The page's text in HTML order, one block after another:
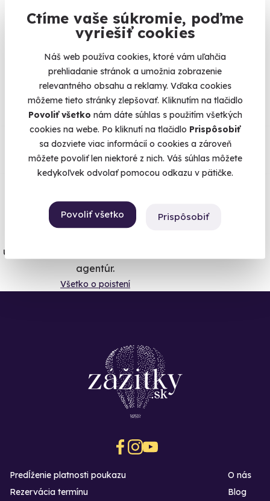
Ctíme vaše súkromie, poďme
vyriešiť cookies
Náš web používa cookies, ktoré vám uľahčia
prehliadanie stránok a umožnia zobrazenie
relevantného obsahu a reklamy. Vďaka cookies
môžeme tieto stránky zlepšovať. Kliknutím na tlačidlo
Povoliť všetko nám dáte súhlas s použitím všetkých
cookies na webe. Po kliknutí na tlačidlo Prispôsobiť
sa dozviete viac informácií o cookies a zároveň
môžete povoliť len niektoré z nich. Váš súhlas môžete
kedykoľvek odvolať pomocou odkazu v pätičke.
Povoliť všetko Prispôsobiť
život.
Naheureka.czmáme
96% spokojnosť zákazníkov.
Čo si o nás myslia
Všetko vieme poistiť
úrazové poistenie z ponuky zážitkových
agentúr.
Všetko o poistení
Predĺženie platnosti poukazu
Rezervácia termínu
O nás
Blog